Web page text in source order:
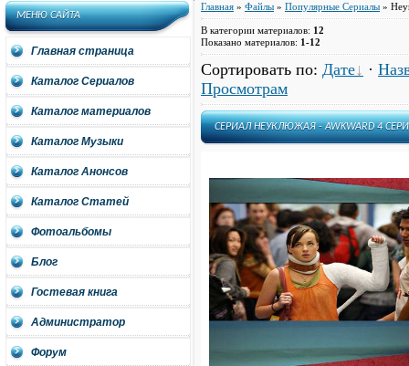
МЕНЮ САЙТА
Главная страница
Каталог Сериалов
Каталог материалов
Каталог Музыки
Каталог Анонсов
Каталог Статей
Фотоальбомы
Блог
Гостевая книга
Администратор
Форум
Главная » Файлы » Популярные Сериалы »
В категории материалов: 12
Показано материалов: 1-12
Сортировать по: Дате ·
Просмотрам
СЕРИАЛ НЕУКЛЮЖАЯ - AWKWARD 4